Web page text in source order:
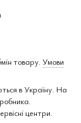
товару. Умови
в Україну. На
центри.